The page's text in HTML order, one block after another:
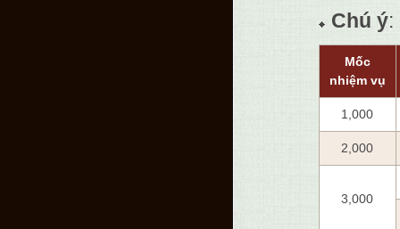
Chú ý:
Mốc
nhiệm vụ
1,000
2,000
3,000